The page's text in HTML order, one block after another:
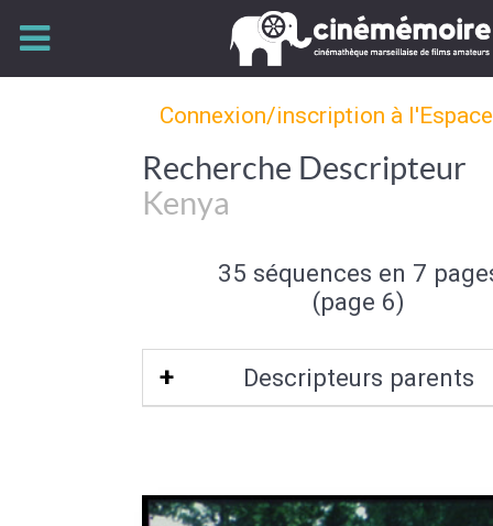
Connexion/inscription à
Recherche Descripteur
Kenya
35 séquences en 7
(page 6)
Descripteurs parents